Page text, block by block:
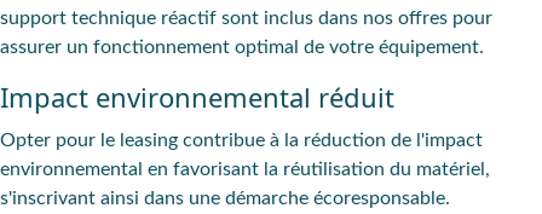
support technique réactif sont inclus dans nos offres pour
assurer un fonctionnement optimal de votre équipement.
Impact environnemental réduit
Opter pour le leasing contribue à la réduction de l'impact
environnemental en favorisant la réutilisation du matériel,
s'inscrivant ainsi dans une démarche écoresponsable.